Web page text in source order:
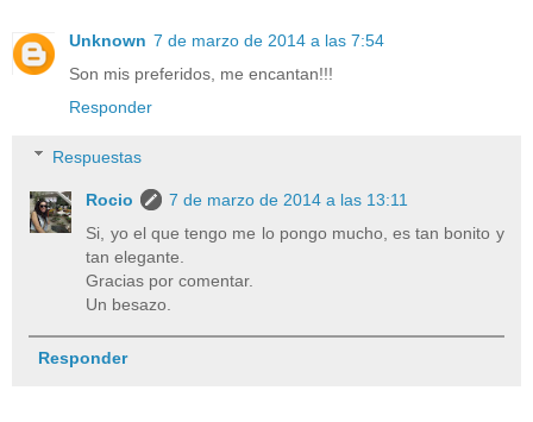
Unknown 7 de marzo de 2014 a las 7:54
Son mis preferidos, me encantan!!!
Responder
Respuestas
Rocio
7 de marzo de 2014 a las 13:11
Si, yo el que tengo me lo pongo mucho, es tan bonito y
tan elegante.
Gracias por comentar.
Un besazo.
Responder